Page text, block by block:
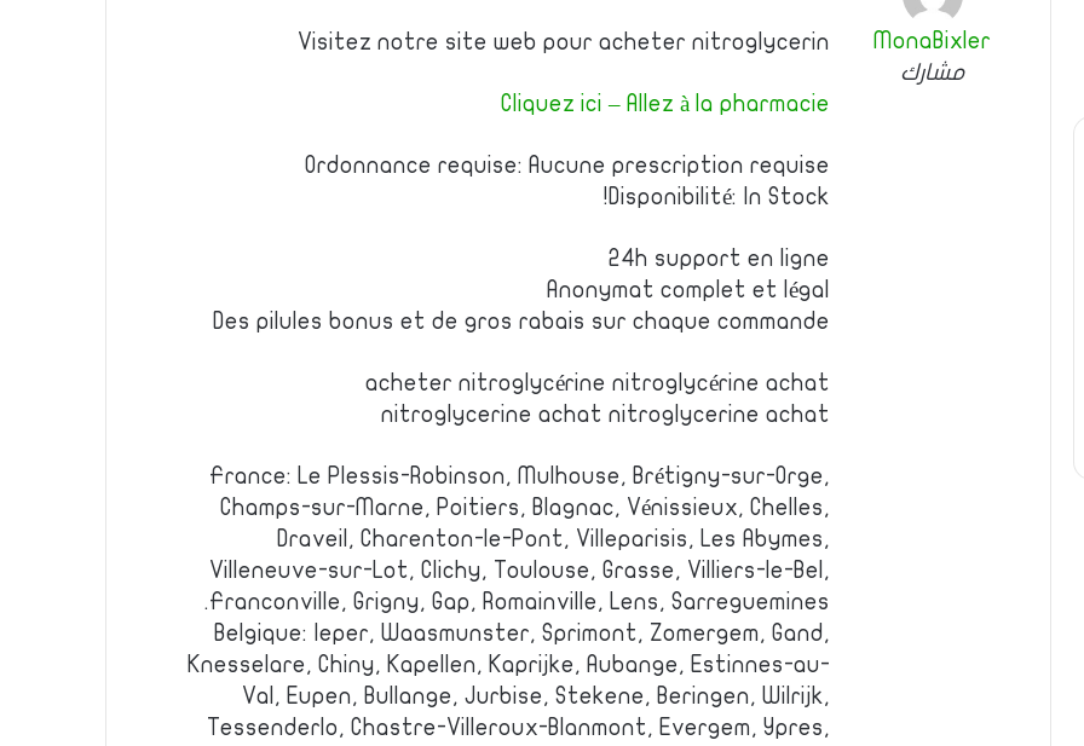
MonaBixler
مشارك
Visitez notre site web pour acheter nitroglycerin
Cliquez ici – Allez à la pharmacie
Ordonnance requise: Aucune prescription requise
Disponibilité: In Stock!
24h support en ligne
Anonymat complet et légal
Des pilules bonus et de gros rabais sur chaque commande
acheter nitroglycérine nitroglycérine achat
nitroglycerine achat nitroglycerine achat
France: Le Plessis-Robinson, Mulhouse, Brétigny-sur-Orge,
Champs-sur-Marne, Poitiers, Blagnac, Vénissieux, Chelles,
Draveil, Charenton-le-Pont, Villeparisis, Les Abymes,
Villeneuve-sur-Lot, Clichy, Toulouse, Grasse, Villiers-le-Bel,
Franconville, Grigny, Gap, Romainville, Lens, Sarreguemines.
Belgique: Ieper, Waasmunster, Sprimont, Zomergem, Gand,
Knesselare, Chiny, Kapellen, Kaprijke, Aubange, Estinnes-au-
Val, Eupen, Bullange, Jurbise, Stekene, Beringen, Wilrijk,
Tessenderlo, Chastre-Villeroux-Blanmont, Evergem, Ypres,